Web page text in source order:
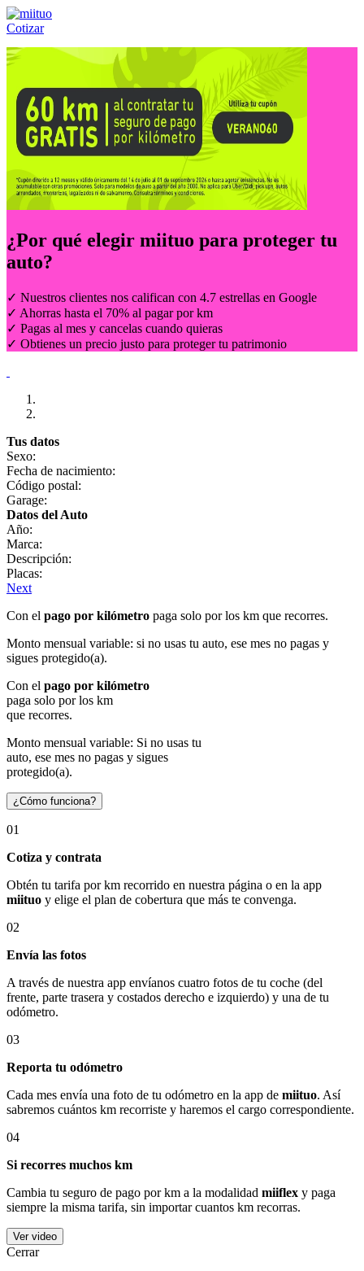
Cotizar
Llámanos al:(55) 84-21-05-00 ó
¿Por qué elegir miituo para proteger tu
auto?
✓ Nuestros clientes nos califican con 4.7 estrellas en Google
✓ Ahorras hasta el 70% al pagar por km
✓ Pagas al mes y cancelas cuando quieras
✓ Obtienes un precio justo para proteger tu patrimonio
Tus datos
Sexo:
Fecha de nacimiento:
Código postal:
Garage:
Datos del Auto
Año:
Marca:
Descripción:
Placas:
Next
Con el pago por kilómetro paga solo por los km que recorres.
Monto mensual variable: si no usas tu auto, ese mes no pagas y
sigues protegido(a).
Con el pago por kilómetro
paga solo por los km
que recorres.
Monto mensual variable: Si no usas tu
auto, ese mes no pagas y sigues
protegido(a).
¿Cómo funciona?
01
Cotiza y contrata
Obtén tu tarifa por km recorrido en nuestra página o en la app
miituo y elige el plan de cobertura que más te convenga.
02
Envía las fotos
A través de nuestra app envíanos cuatro fotos de tu coche (del
frente, parte trasera y costados derecho e izquierdo) y una de tu
odómetro.
03
Reporta tu odómetro
Cada mes envía una foto de tu odómetro en la app de miituo. Así
sabremos cuántos km recorriste y haremos el cargo correspondiente.
04
Si recorres muchos km
Cambia tu seguro de pago por km a la modalidad miiflex y paga
siempre la misma tarifa, sin importar cuantos km recorras.
Ver video
Cerrar